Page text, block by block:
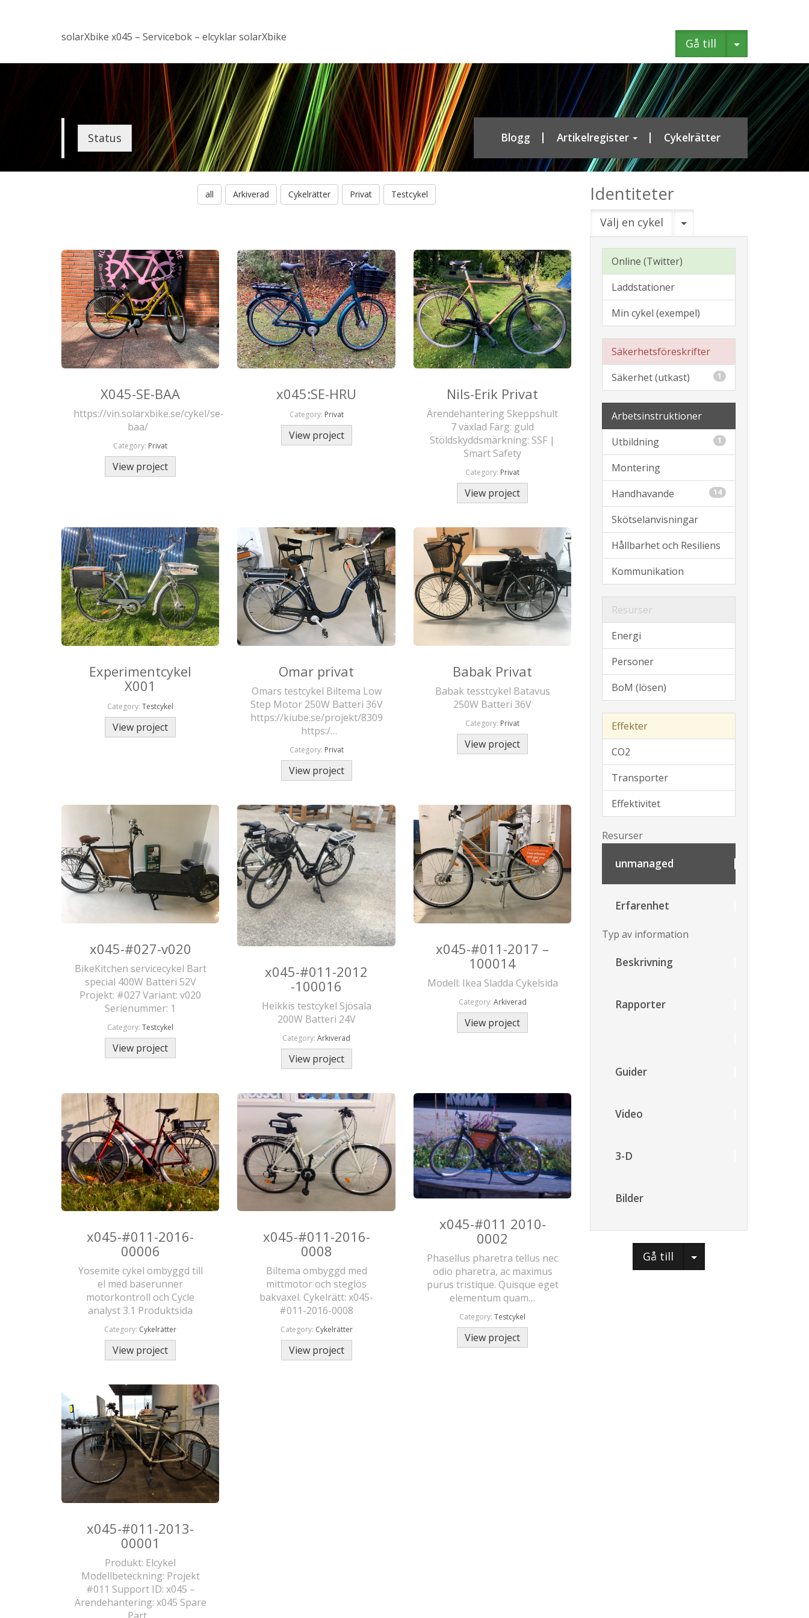
solarXbike x045 – Servicebok – elcyklar solarXbike Gå till
Status Blogg Artikelregister Cykelrätter
all Arkiverad Cykelrätter Privat Testcykel
X045-SE-BAA
https://vin.solarxbike.se/cykel/se-
baa/
Category: Privat
View project
x045:SE-HRU
Category: Privat
View project
Nils-Erik Privat
Ärendehantering Skeppshult
7 växlad Färg: guld
Stöldskyddsmärkning: SSF |
Smart Safety
Category: Privat
View project
Experimentcykel
X001
Category:Testcykel
View project
Omar privat
Omars testcykel Biltema Low
Step Motor 250W Batteri 36V
https://kiube.se/projekt/8309
https:/…
Category: Privat
View project
Babak Privat
Babak tesstcykel Batavus
250W Batteri 36V
Category: Privat
View project
x045-#027-v020
BikeKitchen servicecykel Bart
special 400W Batteri 52V
Projekt: #027 Variant: v020
Serienummer: 1
Category:Testcykel
View project
x045-#011-2012
-100016
Heikkis testcykel Sjösala
200W Batteri 24V
Category:Arkiverad
View project
x045-#011-2017 –
100014
Modell: Ikea Sladda Cykelsida
Category: Arkiverad
View project
x045-#011-2016-
00006
Yosemite cykel ombyggd till
el med baserunner
motorkontroll och Cycle
analyst 3.1 Produktsida
Category: Cykelrätter
View project
x045-#011-2016-
0008
Biltema ombyggd med
mittmotor och steglös
bakväxel. Cykelrätt: x045-
#011-2016-0008
Category: Cykelrätter
View project
x045-#011 2010-
0002
Phasellus pharetra tellus nec
odio pharetra, ac maximus
purus tristique. Quisque eget
elementum quam…
Category:Testcykel
View project
x045-#011-2013-
00001
Produkt: Elcykel
Modellbeteckning: Projekt
#011 Support ID: x045 –
Ärendehantering: x045 Spare
Identiteter
Välj en cykel
Online (Twitter)
Laddstationer
Min cykel (exempel)
Säkerhetsföreskrifter
1
Säkerhet (utkast)
Arbetsinstruktioner
1
Utbildning
Montering
14
Handhavande
Skötselanvisningar
Hållbarhet och Resiliens
Kommunikation
Resurser
Energi
Personer
BoM (lösen)
Effekter
CO2
Transporter
Effektivitet
Resurser
unmanaged
Erfarenhet
Typ av information
Beskrivning
Rapporter
Guider
Video
3-D
Bilder
Gå till